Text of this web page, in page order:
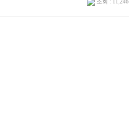
조회 : 11,246